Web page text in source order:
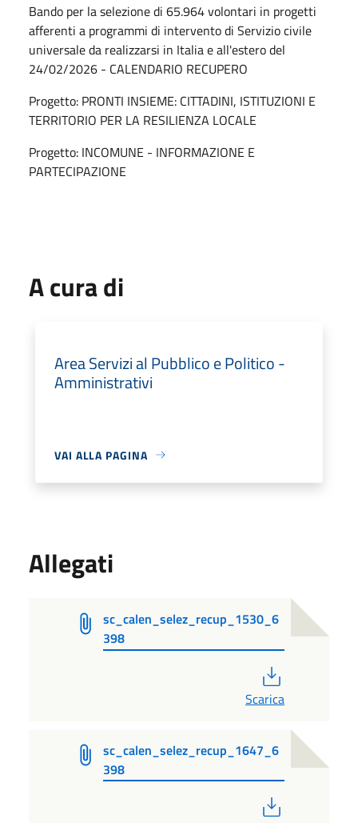
Bando per la selezione di 65.964 volontari in progetti
afferenti a programmi di intervento di Servizio civile
universale da realizzarsi in Italia e all'estero del
24/02/2026 - CALENDARIO RECUPERO
Progetto: PRONTI INSIEME: CITTADINI, ISTITUZIONI E
TERRITORIO PER LA RESILIENZA LOCALE
Progetto: INCOMUNE - INFORMAZIONE E
PARTECIPAZIONE
A cura di
Area Servizi al Pubblico e Politico -
Amministrativi
VAI ALLA PAGINA
Allegati
sc_calen_selez_recup_1530_6
398
Scarica
sc_calen_selez_recup_1647_6
398